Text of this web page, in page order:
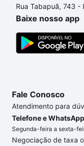
um apartamento
o imóvel dos seus
conforto. Loft,
Rua Tabapuã, 743 -
Baixe nosso app
Fale Conosco
Atendimento para
Telefone e
Segunda-feira a sexta-
Negociação de taxa